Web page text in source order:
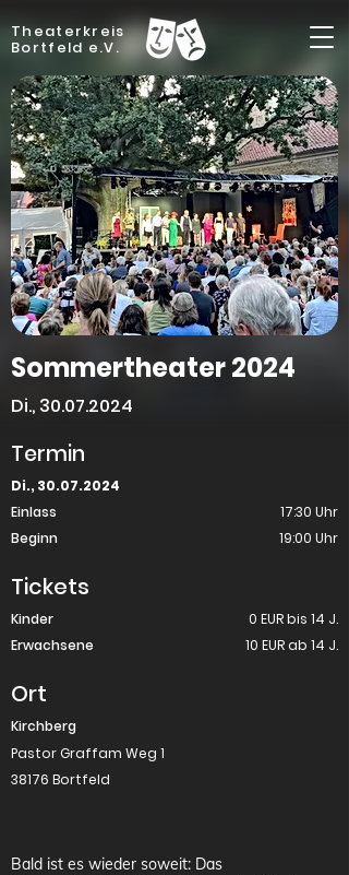
Theaterkreis
Bortfeld e.V.
Sommertheater 2024
Di., 30.07.2024
Termin
Di., 30.07.2024
Einlass
Beginn
17:30 Uhr
19:00 Uhr
Tickets
Kinder
Erwachsene
0 EUR bis 14 J.
10 EUR ab 14 J.
Ort
Kirchberg
Pastor Graffam Weg 1
38176 Bortfeld
Bald ist es wieder soweit: Das